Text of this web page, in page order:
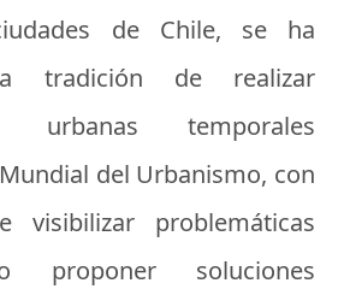
de Chile, se ha
tradición de realizar
urbanas temporales
del Urbanismo, con
visibilizar problemáticas
proponer soluciones